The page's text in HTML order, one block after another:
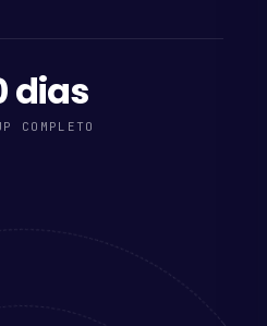
dias
COMPLETO